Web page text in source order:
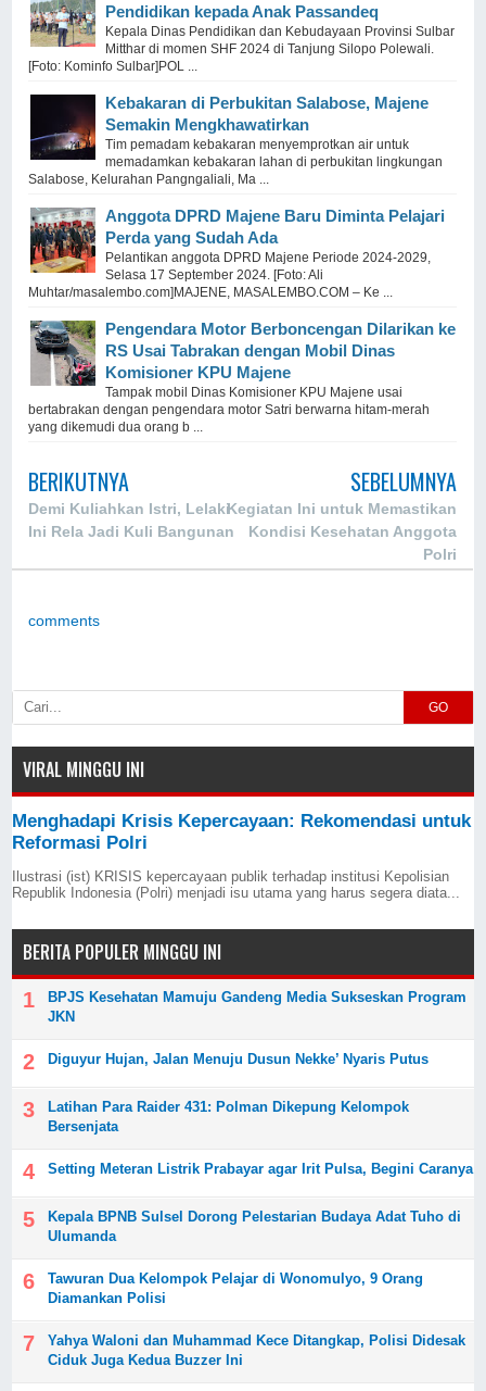
Pendidikan kepada Anak Passandeq
Kepala Dinas Pendidikan dan Kebudayaan Provinsi Sulbar
Mitthar di momen SHF 2024 di Tanjung Silopo Polewali.
[Foto: Kominfo Sulbar]POL ...
Kebakaran di Perbukitan Salabose, Majene
Semakin Mengkhawatirkan
Tim pemadam kebakaran menyemprotkan air untuk
memadamkan kebakaran lahan di perbukitan lingkungan
Salabose, Kelurahan Pangngaliali, Ma ...
Anggota DPRD Majene Baru Diminta Pelajari
Perda yang Sudah Ada
Pelantikan anggota DPRD Majene Periode 2024-2029,
Selasa 17 September 2024. [Foto: Ali
Muhtar/masalembo.com]MAJENE, MASALEMBO.COM – Ke ...
Pengendara Motor Berboncengan Dilarikan ke
RS Usai Tabrakan dengan Mobil Dinas
Komisioner KPU Majene
Tampak mobil Dinas Komisioner KPU Majene usai
bertabrakan dengan pengendara motor Satri berwarna hitam-merah
yang dikemudi dua orang b ...
BERIKUTNYA
Demi Kuliahkan Istri, Lelaki
Ini Rela Jadi Kuli Bangunan
SEBELUMNYA
Kegiatan Ini untuk Memastikan
Kondisi Kesehatan Anggota
Polri
comments
GO
VIRAL MINGGU INI
Menghadapi Krisis Kepercayaan: Rekomendasi untuk
Reformasi Polri
Ilustrasi (ist) KRISIS kepercayaan publik terhadap institusi Kepolisian
Republik Indonesia (Polri) menjadi isu utama yang harus segera diata...
BERITA POPULER MINGGU INI
BPJS Kesehatan Mamuju Gandeng Media Sukseskan Program
JKN
Diguyur Hujan, Jalan Menuju Dusun Nekke’ Nyaris Putus
Latihan Para Raider 431: Polman Dikepung Kelompok
Bersenjata
Setting Meteran Listrik Prabayar agar Irit Pulsa, Begini Caranya
Kepala BPNB Sulsel Dorong Pelestarian Budaya Adat Tuho di
Ulumanda
Tawuran Dua Kelompok Pelajar di Wonomulyo, 9 Orang
Diamankan Polisi
Yahya Waloni dan Muhammad Kece Ditangkap, Polisi Didesak
Ciduk Juga Kedua Buzzer Ini